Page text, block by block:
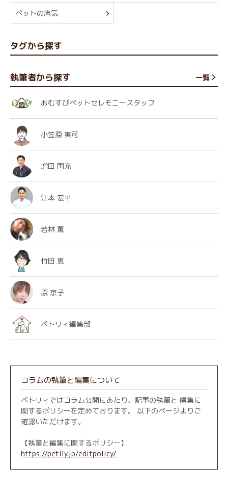
ペットの病気
タグから探す
執筆者から探す 一覧
おむすびペットセレモニースタッフ
小笠原 実可
増田 国充
江本 宏平
若林 薫
竹田 恵
原 京子
ペトリィ編集部
コラムの執筆と編集について
ペトリィではコラム公開にあたり、記事の執筆と 編集に
関するポリシーを定めております。 以下のページよりご
確認いただけます。
【執筆と編集に関するポリシー】
https://petlly.jp/editpolicy/